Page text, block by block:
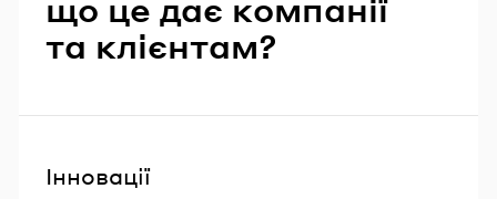
та клієнтам?
Інновації